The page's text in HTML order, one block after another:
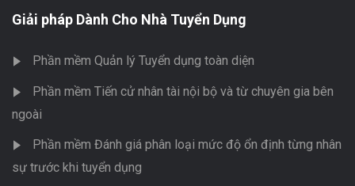
Giải pháp Dành Cho Nhà Tuyển Dụng
Phần mềm Quản lý Tuyển dụng toàn diện
Phần mềm Tiến cử nhân tài nội bộ và từ chuyên gia bên
ngoài
Phần mềm Đánh giá phân loại mức độ ổn định từng nhân
sự trước khi tuyển dụng